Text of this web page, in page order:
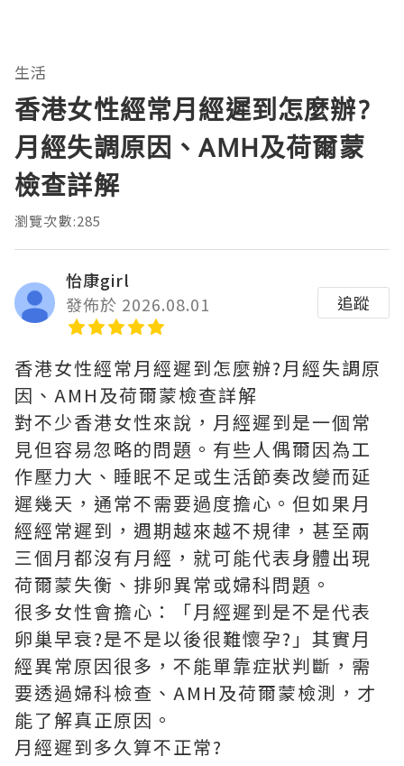
生活
香港女性經常月經遲到怎麼辦?
月經失調原因、AMH及荷爾蒙
檢查詳解
瀏覽次數:285
怡康girl
發佈於 2026.08.01
追蹤
香港女性經常月經遲到怎麼辦?月經失調原
因、AMH及荷爾蒙檢查詳解
對不少香港女性來說，月經遲到是一個常
見但容易忽略的問題。有些人偶爾因為工
作壓力大、睡眠不足或生活節奏改變而延
遲幾天，通常不需要過度擔心。但如果月
經經常遲到，週期越來越不規律，甚至兩
三個月都沒有月經，就可能代表身體出現
荷爾蒙失衡、排卵異常或婦科問題。
很多女性會擔心：「月經遲到是不是代表
卵巢早衰?是不是以後很難懷孕?」其實月
經異常原因很多，不能單靠症狀判斷，需
要透過婦科檢查、AMH及荷爾蒙檢測，才
能了解真正原因。
月經遲到多久算不正常?